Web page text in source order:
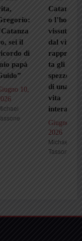
il
di
10,
Catanzar
o l’ho
vissuto
dal vivo,
rappresen
ta gli
spezzoni
di una
intera”
Giugno 3,
Michael
Tassone